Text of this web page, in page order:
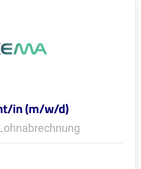
in (m/w/d)